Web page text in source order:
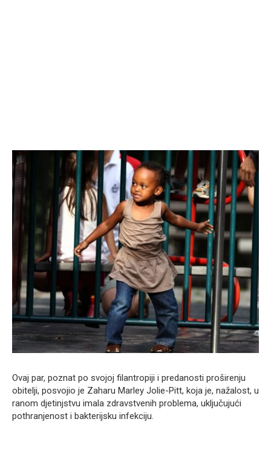
Ovaj par, poznat po svojoj filantropiji i predanosti proširenju
obitelji, posvojio je Zaharu Marley Jolie-Pitt, koja je, nažalost, u
ranom djetinjstvu imala zdravstvenih problema, uključujući
pothranjenost i bakterijsku infekciju.